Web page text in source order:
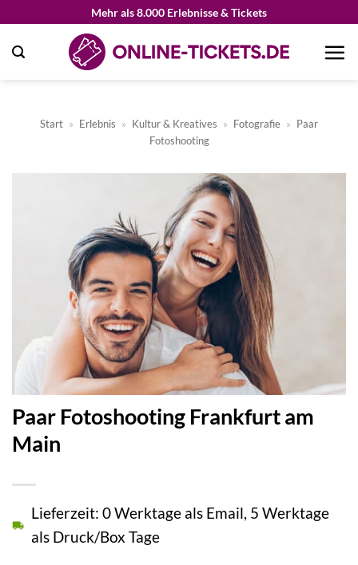
springen
Mehr als 8.000 Erlebnisse & Tickets
Start » Erlebnis » Kultur & Kreatives » Fotografie » Paar
Fotoshooting
Paar Fotoshooting Frankfurt am
Main
Lieferzeit: 0 Werktage als Email, 5 Werktage
als Druck/Box Tage